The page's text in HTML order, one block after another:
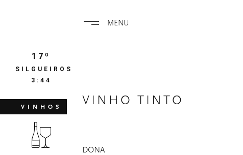
MENU
17º
SILGUEIROS
3:44
VINHOS VINHO TINTO
DONA